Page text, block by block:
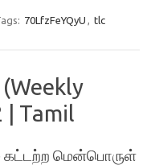
70LfzFeYQyU , tlc
| Tamil
கட்டற்ற மென்பொருள்